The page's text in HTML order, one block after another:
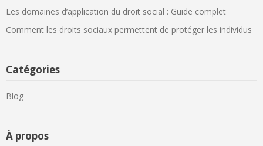
Les domaines d’application du droit social : Guide complet
Comment les droits sociaux permettent de protéger les individus
Catégories
Blog
À propos